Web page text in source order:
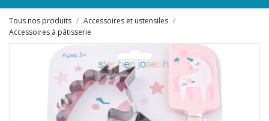
Tous nos produits / Accessoires et ustensiles /
Accessoires à pâtisserie